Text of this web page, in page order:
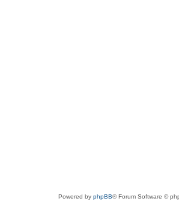
Powered by phpBB® Forum Software ©